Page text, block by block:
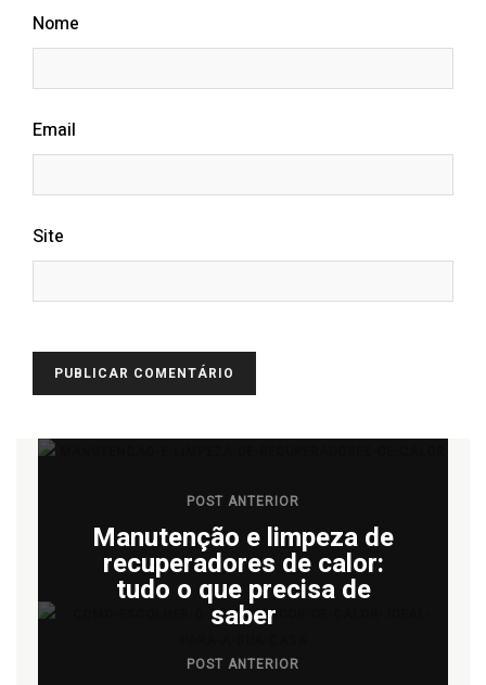
Nome
Email
Site
POST ANTERIOR
Manutenção e limpeza de
recuperadores de calor:
tudo o que precisa de
saber
POST ANTERIOR